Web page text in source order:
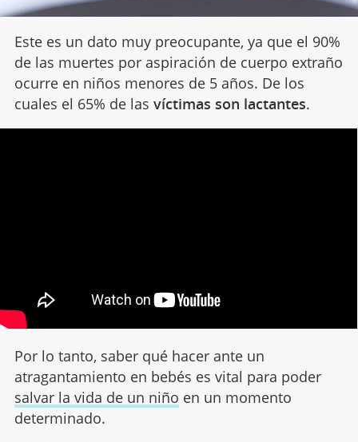
Este es un dato muy preocupante, ya que el 90%
de las muertes por aspiración de cuerpo extraño
ocurre en niños menores de 5 años. De los
cuales el 65% de las víctimas son lactantes.
Por lo tanto, saber qué hacer ante un
atragantamiento en bebés es vital para poder
salvar la vida de un niño en un momento
determinado.